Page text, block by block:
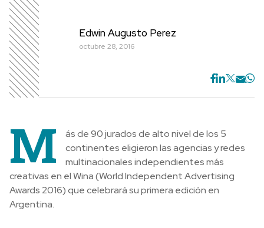
Edwin Augusto Perez
octubre 28, 2016
M
ás de 90 jurados de alto nivel de los 5
continentes eligieron las agencias y redes
multinacionales independientes más
creativas en el Wina (World Independent Advertising
Awards 2016) que celebrará su primera edición en
Argentina.